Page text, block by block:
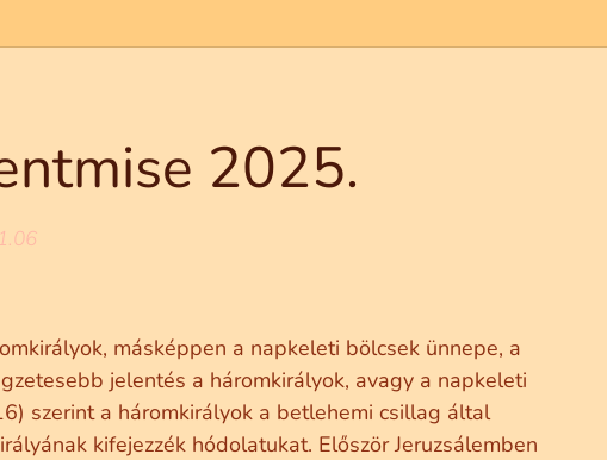
2025.
másképpen a napkeleti bölcsek ünnepe, a
jelentés a háromkirályok, avagy a napkeleti
szerint a háromkirályok a betlehemi csillag által
kifejezzék hódolatukat. Először Jeruzsálemben